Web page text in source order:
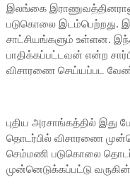
இலங்கை
படுகொலை இடம்பெற்றது.
சாட்சியங்களும் உள்ளன.
பாதிக்கப்பட்டவன் என்ற
விசாரணை செய்யப்பட
புதிய அரசாங்கத்தில்
தொடர்பில் விசாரணை
செம்மணி படுகொலை
முன்னெடுக்கப்பட்டு